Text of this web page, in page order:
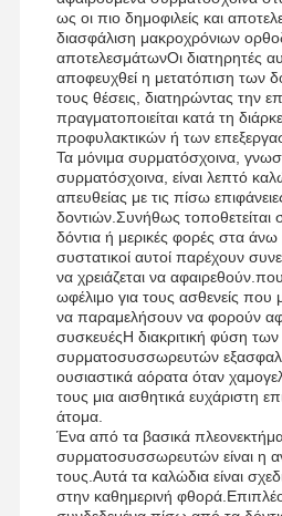
Αρχική
Σελίδα
Προϊόντα
ως οι πιο δημοφιλείς και
διασφάλιση μακροχρόνιων
αποτελεσμάτωνΟι διατηρητές
αποφευχθεί η μετατόπιση των
τους θέσεις, διατηρώντας την
πραγματοποιείται κατά τη
προφυλακτικών ή των
Τα μόνιμα συρματόσχοινα,
συρματόσχοινα, είναι λεπτό
απευθείας με τις πίσω
δοντιών.Συνήθως
δόντια ή μερικές φορές στα άνω
συστατικοί αυτοί παρέχουν
να χρειάζεται να αφαιρεθούν.που
ωφέλιμο για τους ασθενείς που
να παραμελήσουν να φορούν
συσκευέςΗ διακριτική φύση
συρματοσυσσωρευτών
ουσιαστικά αόρατα όταν
τους μια αισθητικά ευχάριστη
άτομα.
Ένα από τα βασικά
συρματοσυσσωρευτών είναι η
τους.Αυτά τα καλώδια είναι
στην καθημερινή